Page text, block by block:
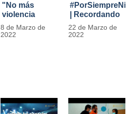
"No más
violencia
contra la
mujer" | 8
8 de Marzo de
2022
| Recordando
al Padre
Javier de
22 de Marzo de
2022